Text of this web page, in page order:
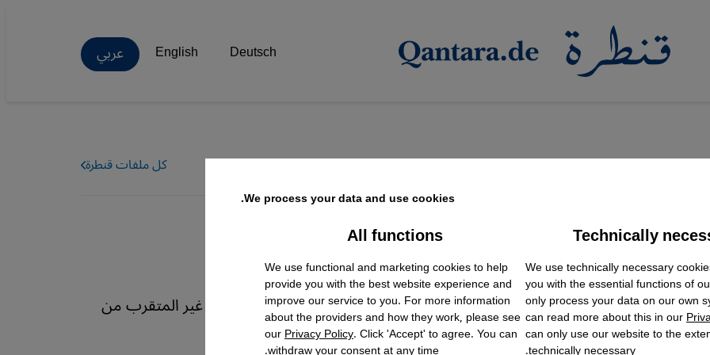
Deutsch
English عربي
كل ملفات قنطرة
الأدبي
الدولية: تعالٍ على كل أشكال التطويع والتدجين والقولبة
للمثقف النقدي والكاتب التنويري الحر المدافع عن حقوق الإنسان وكرامة البشر غير المتقرب من
الراكض خلف الشهرة والجوائز. تعليق إبراهيم مشارة لموقع قنطرة.
We process your data and use cookies.
Technically
We use technically necessary
you with the essential functions of
only process your data on our own
can read more about this in our
can only use our website to the
All functions
We use functional and marketing cookies to help
provide you with the best website experience and
improve our service to you. For more information
about the providers and how they work, please see
ourPrivacy Policy. Click 'Accept' to agree. You can
Facebook Embed / Facebook Connect
Twitter Embed
Instagram Embed
Youtube Embed
Google Maps Embed